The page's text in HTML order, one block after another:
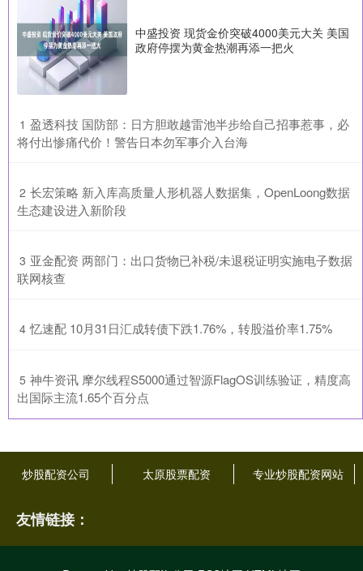
中盛投资 现货金价突破4000美元大关 美国
政府停摆为黄金热潮再添一把火
1 ​盈透科技 国防部：日方胆敢越雷池半步给自己招事惹事，必
将付出惨痛代价！警告日本勿军事介入台海
2 ​长宏策略 新入库高质量人形机器人数据集，OpenLoong数据
生态建设进入新阶段
3 ​亚金配资 两部门：出口货物已补税/未退税证明实施电子数据
联网核查
4 ​忆速配 10月31日汇成转债下跌1.76%，转股溢价率1.75%
5 ​神牛资讯 摩尔线程S5000通过智源FlagOS训练验证，精度高
出国际主流1.65个百分点
炒股配资公司 太原股票配资 专业炒股配资网站
友情链接：